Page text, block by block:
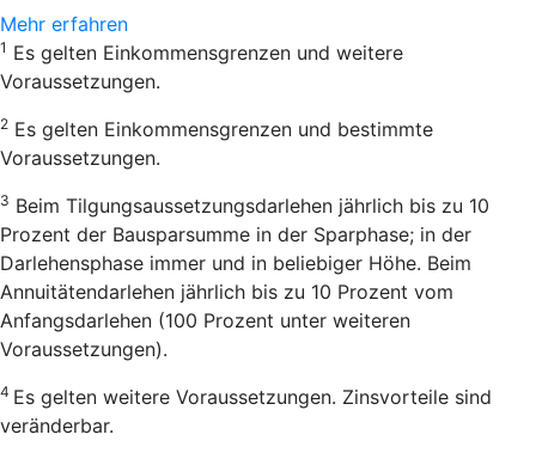
Mehr erfahren
1 Es gelten Einkommensgrenzen und weitere
Voraussetzungen.
2 Es gelten Einkommensgrenzen und bestimmte
Voraussetzungen.
3 Beim Tilgungsaussetzungsdarlehen jährlich bis zu 10
Prozent der Bausparsumme in der Sparphase; in der
Darlehensphase immer und in beliebiger Höhe. Beim
Annuitätendarlehen jährlich bis zu 10 Prozent vom
Anfangsdarlehen (100 Prozent unter weiteren
Voraussetzungen).
4 Es gelten weitere Voraussetzungen. Zinsvorteile sind
veränderbar.